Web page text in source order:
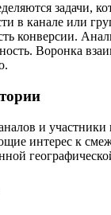
задачи,
в канале или
конверсии.
Воронка
и
интерес к